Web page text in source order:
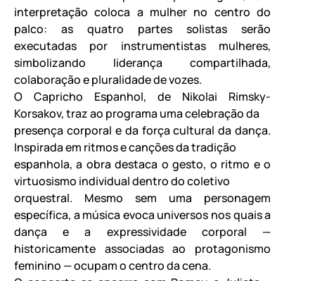
interpretação coloca a mulher no centro do
palco: as quatro partes solistas serão
executadas por instrumentistas mulheres,
simbolizando liderança compartilhada,
colaboração e pluralidade de vozes.
O Capricho Espanhol, de Nikolai Rimsky-
Korsakov, traz ao programa uma celebração da
presença corporal e da força cultural da dança.
Inspirada em ritmos e canções da tradição
espanhola, a obra destaca o gesto, o ritmo e o
virtuosismo individual dentro do coletivo
orquestral. Mesmo sem uma personagem
específica, a música evoca universos nos quais a
dança e a expressividade corporal —
historicamente associadas ao protagonismo
feminino — ocupam o centro da cena.